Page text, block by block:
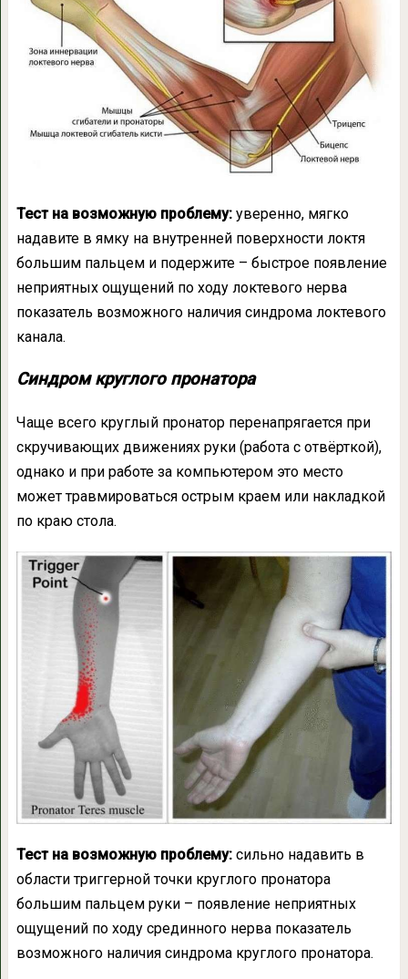
Тест на возможную проблему: уверенно, мягко
надавите в ямку на внутренней поверхности локтя
большим пальцем и подержите – быстрое появление
неприятных ощущений по ходу локтевого нерва
показатель возможного наличия синдрома локтевого
канала.
Синдром круглого пронатора
Чаще всего круглый пронатор перенапрягается при
скручивающих движениях руки (работа с отвёрткой),
однако и при работе за компьютером это место
может травмироваться острым краем или накладкой
по краю стола.
Тест на возможную проблему:сильно надавить в
области триггерной точки круглого пронатора
большим пальцем руки – появление неприятных
ощущений по ходу срединного нерва показатель
возможного наличия синдрома круглого пронатора.